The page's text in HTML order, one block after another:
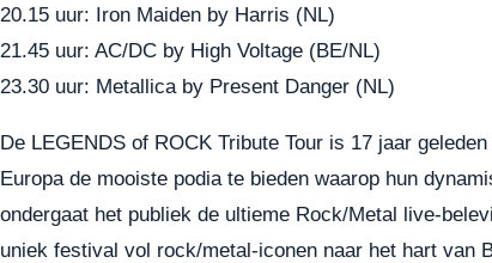
20.15 uur: Iron Maiden by Harris (NL)
21.45 uur: AC/DC by High Voltage (BE/NL)
23.30 uur: Metallica by Present Danger (NL)
De LEGENDS of ROCK Tribute Tour is 17 jaar
Europa de mooiste podia te bieden waarop hun
ondergaat het publiek de ultieme Rock/Metal live-
uniek festival vol rock/metal-iconen naar het hart van